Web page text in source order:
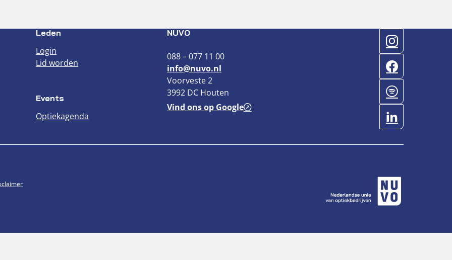
Leden
Login
Lid worden
Events
Optiekagenda
NUVO
088 – 077 11 00
info@nuvo.nl
Voorveste 2
3992 DC Houten
Vind ons op Google